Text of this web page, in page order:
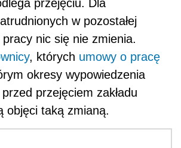
przejęciu. Dla
w pozostałej
pracy nic się nie zmienia.
, których umowy o pracę
okresy wypowiedzenia
przejęciem zakładu
objęci taką zmianą.